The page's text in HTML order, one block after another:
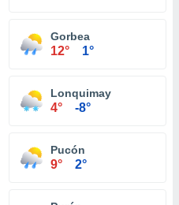
Gorbea
12° 1°
Lonquimay
4° -8°
Pucón
9° 2°